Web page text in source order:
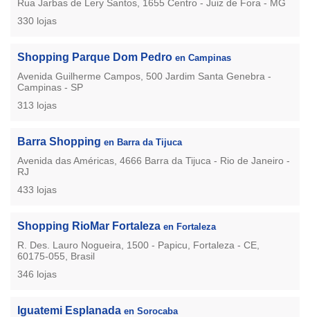
Rua Jarbas de Lery Santos, 1655 Centro - Juiz de Fora - MG
330 lojas
Shopping Parque Dom Pedro en Campinas
Avenida Guilherme Campos, 500 Jardim Santa Genebra -
Campinas - SP
313 lojas
Barra Shopping en Barra da Tijuca
Avenida das Américas, 4666 Barra da Tijuca - Rio de Janeiro -
RJ
433 lojas
Shopping RioMar Fortaleza en Fortaleza
R. Des. Lauro Nogueira, 1500 - Papicu, Fortaleza - CE,
60175-055, Brasil
346 lojas
Iguatemi Esplanada en Sorocaba